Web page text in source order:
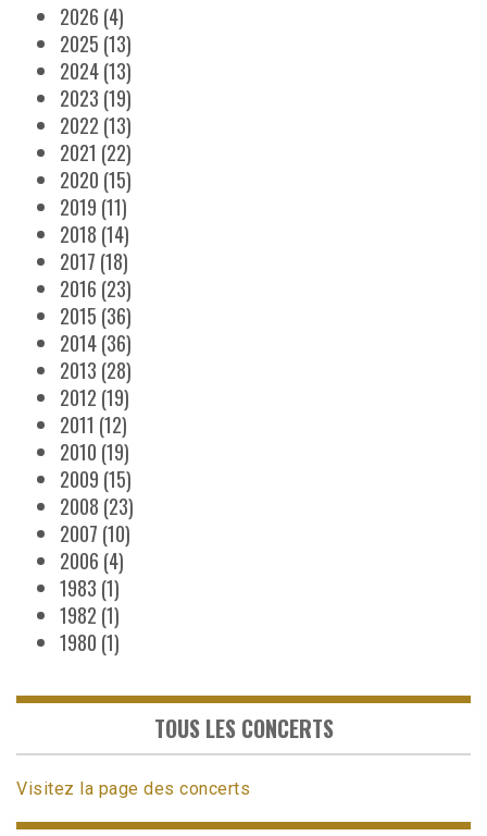
2026 (4)
2025 (13)
2024(13)
2023 (19)
2022 (13)
2021 (22)
2020 (15)
2019 (11)
2018 (14)
2017 (18)
2016 (23)
2015 (36)
2014(36)
2013 (28)
2012 (19)
2011 (12)
2010 (19)
2009 (15)
2008 (23)
2007 (10)
2006 (4)
1983 (1)
1982 (1)
1980 (1)
TOUS LES CONCERTS
Visitez la page des concerts